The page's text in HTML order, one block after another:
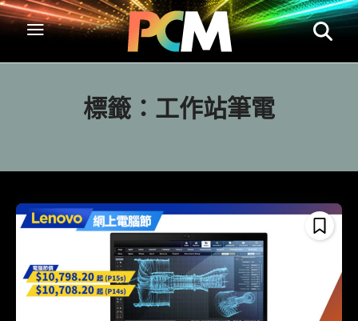
標籤： 工作站筆電